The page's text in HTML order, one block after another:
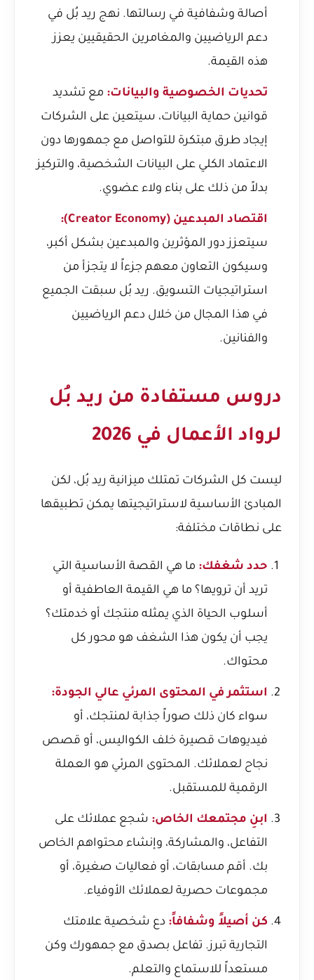
أصالة وشفافية في رسالتها. نهج ريد بُل في
دعم الرياضيين والمغامرين الحقيقيين يعزز
هذه القيمة.
تحديات الخصوصية والبيانات: مع تشديد
قوانين حماية البيانات، سيتعين على الشركات
إيجاد طرق مبتكرة للتواصل مع جمهورها دون
الاعتماد الكلي على البيانات الشخصية، والتركيز
بدلاً من ذلك على بناء ولاء عضوي.
اقتصاد المبدعين (Creator Economy):
سيتعزز دور المؤثرين والمبدعين بشكل أكبر،
وسيكون التعاون معهم جزءاً لا يتجزأ من
استراتيجيات التسويق. ريد بُل سبقت الجميع
في هذا المجال من خلال دعم الرياضيين
والفنانين.
دروس مستفادة من ريد بُل
لرواد الأعمال في 2026
ليست كل الشركات تمتلك ميزانية ريد بُل، لكن
المبادئ الأساسية لاستراتيجيتها يمكن تطبيقها
على نطاقات مختلفة:
حدد شغفك: ما هي القصة الأساسية التي
تريد أن ترويها؟ ما هي القيمة العاطفية أو
أسلوب الحياة الذي يمثله منتجك أو خدمتك؟
يجب أن يكون هذا الشغف هو محور كل
محتواك.
استثمر في المحتوى المرئي عالي الجودة:
سواء كان ذلك صوراً جذابة لمنتجك، أو
فيديوهات قصيرة خلف الكواليس، أو قصص
نجاح لعملائك. المحتوى المرئي هو العملة
الرقمية للمستقبل.
ابنِ مجتمعك الخاص: شجع عملائك على
التفاعل، والمشاركة، وإنشاء محتواهم الخاص
بك. أقم مسابقات، أو فعاليات صغيرة، أو
مجموعات حصرية لعملائك الأوفياء.
كن أصيلاً وشفافاً: دع شخصية علامتك
التجارية تبرز. تفاعل بصدق مع جمهورك وكن
مستعداً للاستماع والتعلم.